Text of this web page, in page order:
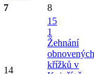
7 8
14
15
1
Žehnání
obnovených
křížků v